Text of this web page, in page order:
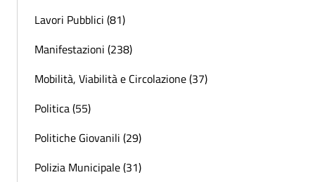
Lavori Pubblici (81)
Manifestazioni (238)
Mobilità, Viabilità e Circolazione (37)
Politica (55)
Politiche Giovanili (29)
Polizia Municipale (31)